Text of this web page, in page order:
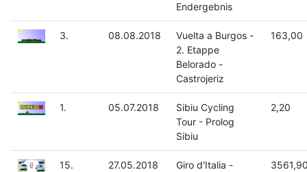
Endergebnis
3. 08.08.2018
Vuelta a Burgos -
2. Etappe
Belorado -
Castrojeriz
163,00
1. 05.07.2018
Sibiu Cycling
Tour - Prolog
Sibiu
2,20
15. 27.05.2018
Giro d'Italia -